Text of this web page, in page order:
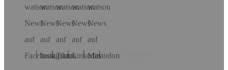
Hol dir die App!